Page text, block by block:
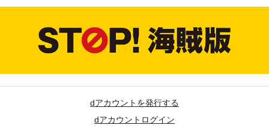
dアカウントを発行する
dアカウントログイン